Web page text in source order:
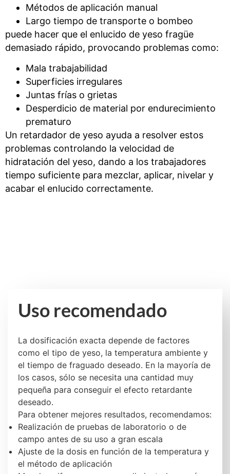
Métodos de aplicación manual
Largo tiempo de transporte o bombeo
puede hacer que el enlucido de yeso fragüe
demasiado rápido, provocando problemas como:
Mala trabajabilidad
Superficies irregulares
Juntas frías o grietas
Desperdicio de material por endurecimiento
prematuro
Un retardador de yeso ayuda a resolver estos
problemas controlando la velocidad de
hidratación del yeso, dando a los trabajadores
tiempo suficiente para mezclar, aplicar, nivelar y
acabar el enlucido correctamente.
Uso recomendado
La dosificación exacta depende de factores
como el tipo de yeso, la temperatura ambiente y
el tiempo de fraguado deseado. En la mayoría de
los casos, sólo se necesita una cantidad muy
pequeña para conseguir el efecto retardante
deseado.
Para obtener mejores resultados, recomendamos:
Realización de pruebas de laboratorio o de
campo antes de su uso a gran escala
Ajuste de la dosis en función de la temperatura y
el método de aplicación